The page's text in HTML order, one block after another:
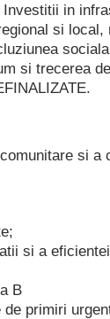
in
si
si trecerea
si a
si a
B
primiri